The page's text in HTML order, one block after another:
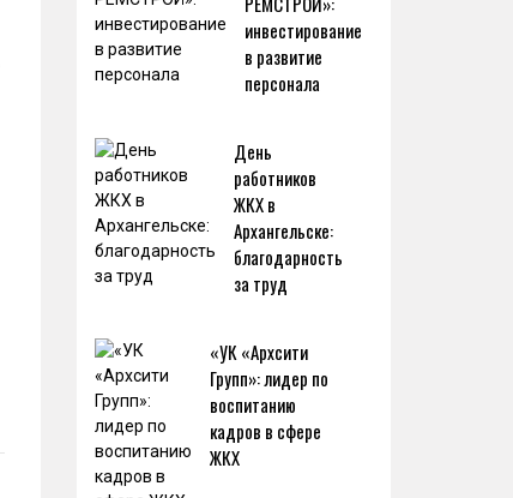
инвестирование
в развитие
персонала
День
работников
ЖКХ в
Архангельске:
благодарность
за труд
«УК «Архсити
Групп»: лидер по
воспитанию
кадров в сфере
ЖКХ